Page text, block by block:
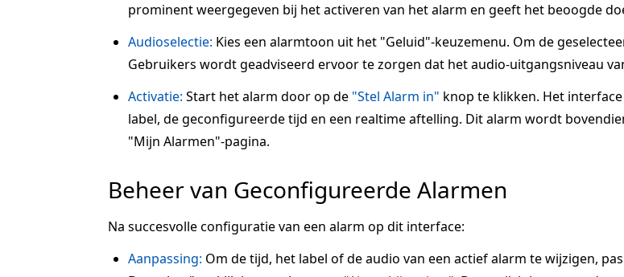
prominent weergegeven bij het activeren van het alarm en geeft het beoogde
Audioselectie: Kies een alarmtoon uit het "Geluid"-keuzemenu. Om de
Gebruikers wordt geadviseerd ervoor te zorgen dat het audio-uitgangsniveau
Activatie: Start het alarm door op de "Stel Alarm in" knop te klikken. Het
label, de geconfigureerde tijd en een realtime aftelling. Dit alarm wordt
"Mijn Alarmen"-pagina.
Beheer van Geconfigureerde Alarmen
Na succesvolle configuratie van een alarm op dit interface:
Aanpassing: Om de tijd, het label of de audio van een actief alarm te wijzigen,